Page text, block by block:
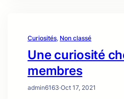
Curiosités, Non classé
Une curiosité
membres
admin6163·Oct 17, 2021